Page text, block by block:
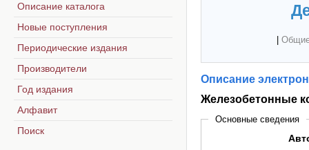
Описание
Железобетонные
Основные сведения
Описание каталога
Новые поступления
Периодические издания
Производители
Год издания
Алфавит
Поиск